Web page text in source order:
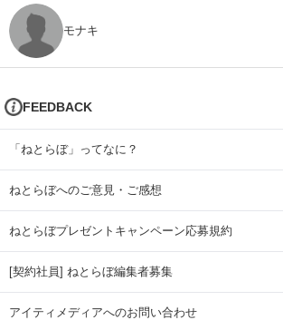
モナキ
FEEDBACK
「ねとらぼ」ってなに？
ねとらぼへのご意見・ご感想
ねとらぼプレゼントキャンペーン応募規約
[契約社員] ねとらぼ編集者募集
アイティメディアへのお問い合わせ